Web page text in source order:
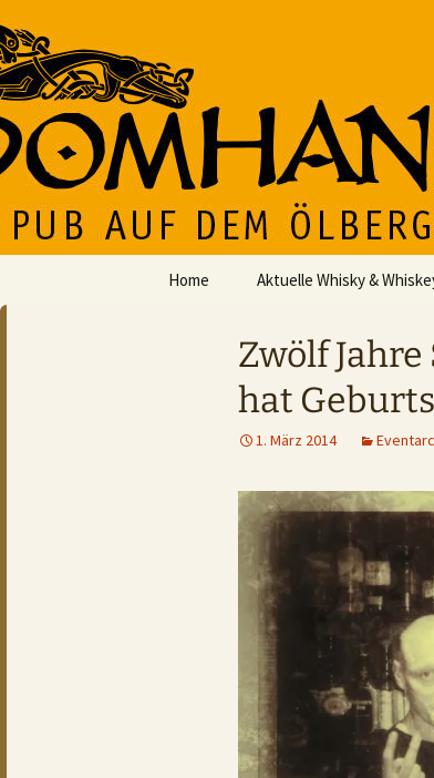
Inhalt
springen
DOMHAN
Home Aktuelle Whisky &
Zwölf
hat
1. März 2014